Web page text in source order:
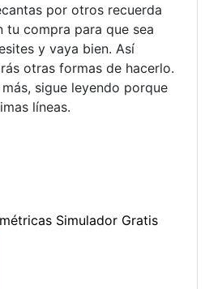
por otros recuerda
tu compra para que sea
y vaya bien. Así
otras formas de hacerlo.
sigue leyendo porque
líneas.